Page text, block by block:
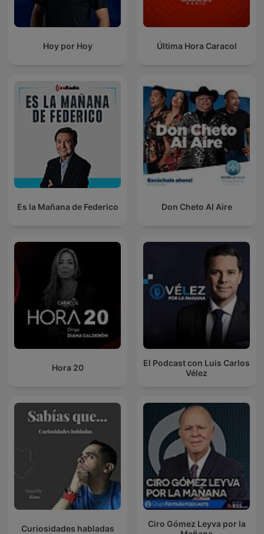
Hoy por Hoy Última Hora Caracol
Es la Mañana de Federico Don Cheto Al Aire
Hora 20
El Podcast con Luis Carlos
Vélez
Curiosidades habladas
Ciro Gómez Leyva por la